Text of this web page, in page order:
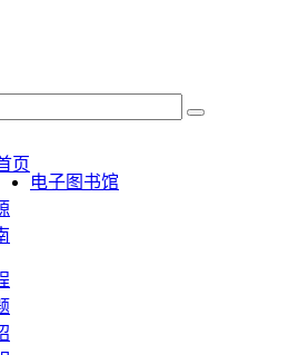
页
电子图书馆